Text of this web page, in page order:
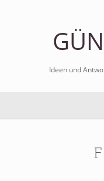
Ideen und